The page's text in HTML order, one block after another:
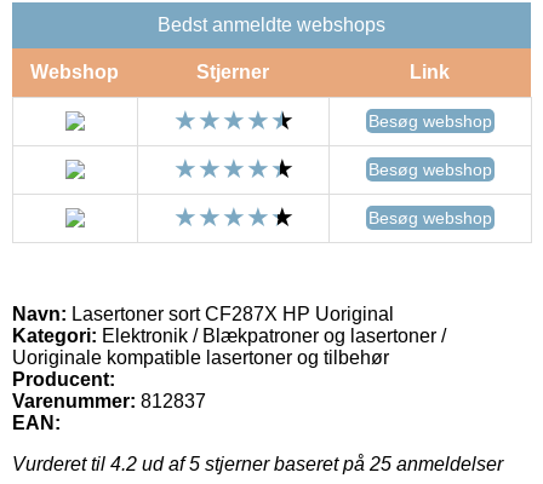
Bedst anmeldte webshops
Webshop Stjerner Link
Besøg webshop
Besøg webshop
Besøg webshop
Navn: Lasertoner sort CF287X HP Uoriginal
Kategori: Elektronik / Blækpatroner og lasertoner /
Uoriginale kompatible lasertoner og tilbehør
Producent:
Varenummer: 812837
EAN:
Vurderet til 4.2 ud af 5 stjerner baseret på 25 anmeldelser